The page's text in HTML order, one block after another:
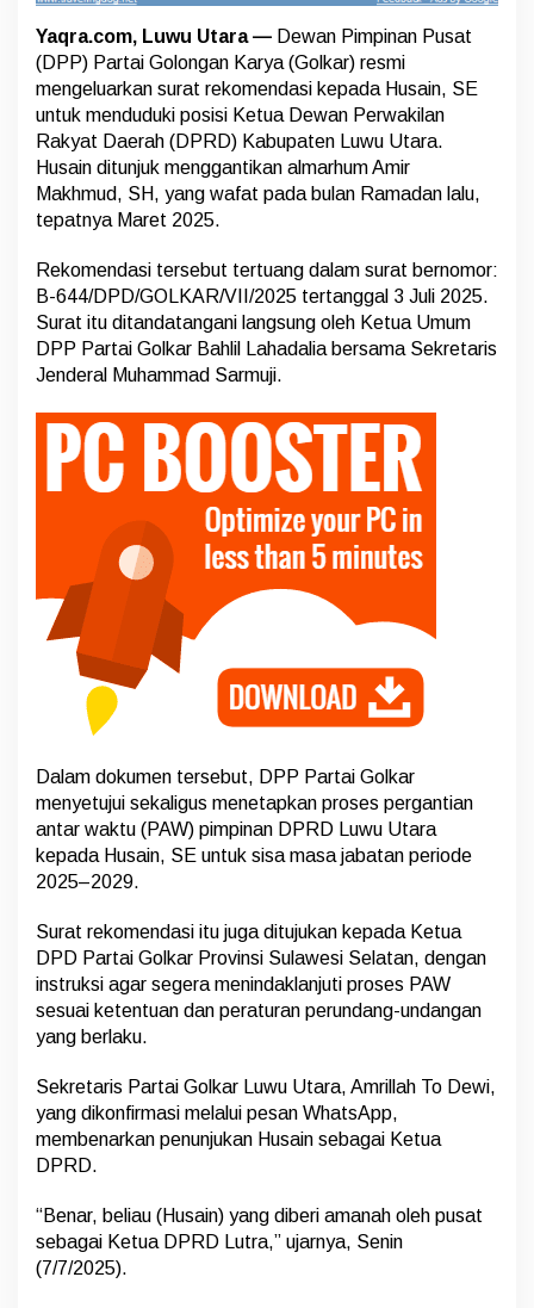
n
u
s
a
n
e
b
a
a
K
e
t
u
D
P
R
D
t
a
r
a
Yaqra.com, Luwu Utara — Dewan Pimpinan Pusat
(DPP) Partai Golongan Karya (Golkar) resmi
mengeluarkan surat rekomendasi kepada Husain, SE
untuk menduduki posisi Ketua Dewan Perwakilan
Rakyat Daerah (DPRD) Kabupaten Luwu Utara.
Husain ditunjuk menggantikan almarhum Amir
Makhmud, SH, yang wafat pada bulan Ramadan lalu,
tepatnya Maret 2025.
Rekomendasi tersebut tertuang dalam surat bernomor:
B-644/DPD/GOLKAR/VII/2025 tertanggal 3 Juli 2025.
Surat itu ditandatangani langsung oleh Ketua Umum
DPP Partai Golkar Bahlil Lahadalia bersama Sekretaris
Jenderal Muhammad Sarmuji.
Dalam dokumen tersebut, DPP Partai Golkar
menyetujui sekaligus menetapkan proses pergantian
antar waktu (PAW) pimpinan DPRD Luwu Utara
kepada Husain, SE untuk sisa masa jabatan periode
2025–2029.
Surat rekomendasi itu juga ditujukan kepada Ketua
DPD Partai Golkar Provinsi Sulawesi Selatan, dengan
instruksi agar segera menindaklanjuti proses PAW
sesuai ketentuan dan peraturan perundang-undangan
yang berlaku.
Sekretaris Partai Golkar Luwu Utara, Amrillah To Dewi,
yang dikonfirmasi melalui pesan WhatsApp,
membenarkan penunjukan Husain sebagai Ketua
DPRD.
“Benar, beliau (Husain) yang diberi amanah oleh pusat
sebagai Ketua DPRD Lutra,” ujarnya, Senin
(7/7/2025).